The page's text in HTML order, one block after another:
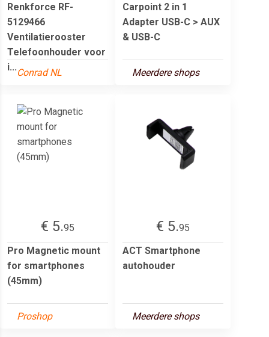
Renkforce RF-
5129466
Ventilatierooster
Telefoonhouder voor
i...Conrad NL
Carpoint 2 in 1
Adapter USB-C > AUX
& USB-C
Meerdere shops
€ 5.95
Pro Magnetic mount
for smartphones
(45mm)
Proshop
€ 5.95
ACT Smartphone
autohouder
Meerdere shops